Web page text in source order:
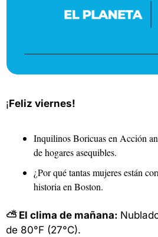
¡Feliz viernes!
Inquilinos Boricuas en Acción
de hogares asequibles.
¿Por qué tantas mujeres están
historia en Boston.
⛅ El clima de mañana:
de 80°F (27°C).